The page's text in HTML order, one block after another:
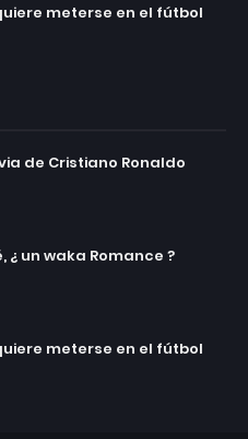
meterse en el fútbol
de Cristiano Ronaldo
¿ un waka Romance ?
meterse en el fútbol